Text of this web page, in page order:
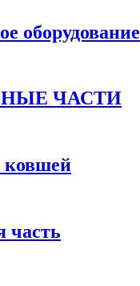
оборудование
ЧАСТИ
ковшей
часть